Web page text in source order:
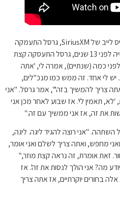
במהלך הופעה לאחרונה בג'ף לואיס לייב של SiriusXM, גרסל התעמקה
בהרפתקאותיה בדייטים. מאז גירושיה לפני 13 שנים, גרסל התעסקה קצת
כמה (שנתיים), אמרה לי, 'אתה
לי אחד. זה ממש כמו מנכ"לים,
צריך להמשיך בזה'", אמר גרסל. "אני
'לא, תאמין לי'. אז שבוע לאחר מכן אני
את זה, אז אני ממשיך עם זה."
"אני רוצה להגיד ליגה. ליגה,
מחפש, ואתה צריך לשלם ואני אומר,
זאת אומרת, זה נראה קצת מוזר,"
מה? אני הולך לנסות את זה'. אז
כמו $399 לשבוע. אלה בחורים יוקרתיים, אז אתה צריך